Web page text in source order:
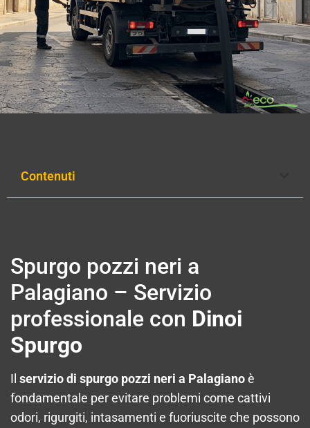
Contenuti
Spurgo pozzi neri a
Palagiano – Servizio
professionale con Dinoi
Spurgo
Il servizio di spurgo pozzi neri a Palagianoè
fondamentale per evitare problemi come cattivi
odori, rigurgiti, intasamenti e fuoriuscite che possono